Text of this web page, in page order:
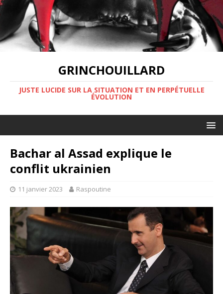
GRINCHOUILLARD
JUSTE LUCIDE SUR LA SITUATION ET EN PERPÉTUELLE
ÉVOLUTION
Bachar al Assad explique le
conflit ukrainien
11 janvier 2023 Raspoutine